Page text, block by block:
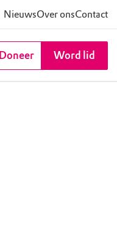
NieuwsOver onsContact
Doneer Word lid